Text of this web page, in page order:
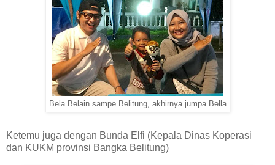
Bela Belain sampe Belitung, akhirnya jumpaBella
Ketemu juga dengan Bunda Elfi (Kepala Dinas Koperasi
dan KUKM provinsi Bangka Belitung)